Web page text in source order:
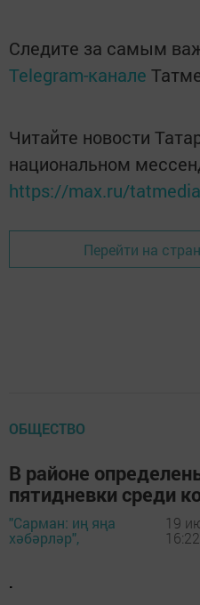
Следите за самым
Telegram-канале
Читайте новости
национальном
https://max.ru/tatmedia
Перейти на
ОБЩЕСТВО
В районе
пятидневки среди
"Сарман: иң яңа
хәбәрләр",
19
16:22
.